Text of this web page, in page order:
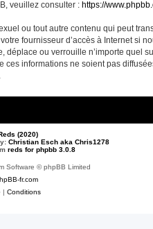
veuillez consulter : https://
ou tout autre contenu qui peut
fournisseur d’accès à Internet si
ou verrouille n’importe quel
informations ne soient pas
(2020)
Christian Esch aka Chris1278
reds for phpbb 3.0.8
Software © phpBB Limited
fr.com
| Conditions